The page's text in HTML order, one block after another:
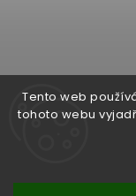
Tento web
tohoto webu